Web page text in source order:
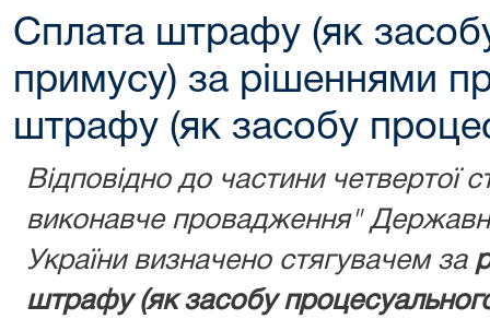
Сплата штрафу (як
примусу) за рішеннями
штрафу (як засобу
Відповідно до частини четвертої
виконавче провадження"
України визначено стягувачем за
штрафу (як засобу